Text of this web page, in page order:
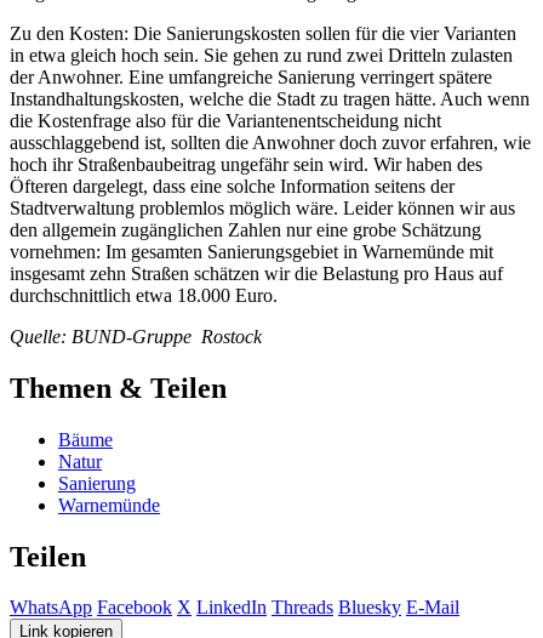
Zu den Kosten: Die Sanierungskosten sollen für die vier Varianten
in etwa gleich hoch sein. Sie gehen zu rund zwei Dritteln zulasten
der Anwohner. Eine umfangreiche Sanierung verringert spätere
Instandhaltungskosten, welche die Stadt zu tragen hätte. Auch wenn
die Kostenfrage also für die Variantenentscheidung nicht
ausschlaggebend ist, sollten die Anwohner doch zuvor erfahren, wie
hoch ihr Straßenbaubeitrag ungefähr sein wird. Wir haben des
Öfteren dargelegt, dass eine solche Information seitens der
Stadtverwaltung problemlos möglich wäre. Leider können wir aus
den allgemein zugänglichen Zahlen nur eine grobe Schätzung
vornehmen: Im gesamten Sanierungsgebiet in Warnemünde mit
insgesamt zehn Straßen schätzen wir die Belastung pro Haus auf
durchschnittlich etwa 18.000 Euro.
Quelle: BUND-Gruppe Rostock
Themen & Teilen
Bäume
Natur
Sanierung
Warnemünde
Teilen
WhatsApp Facebook X LinkedIn Threads Bluesky E-Mail
Link kopieren